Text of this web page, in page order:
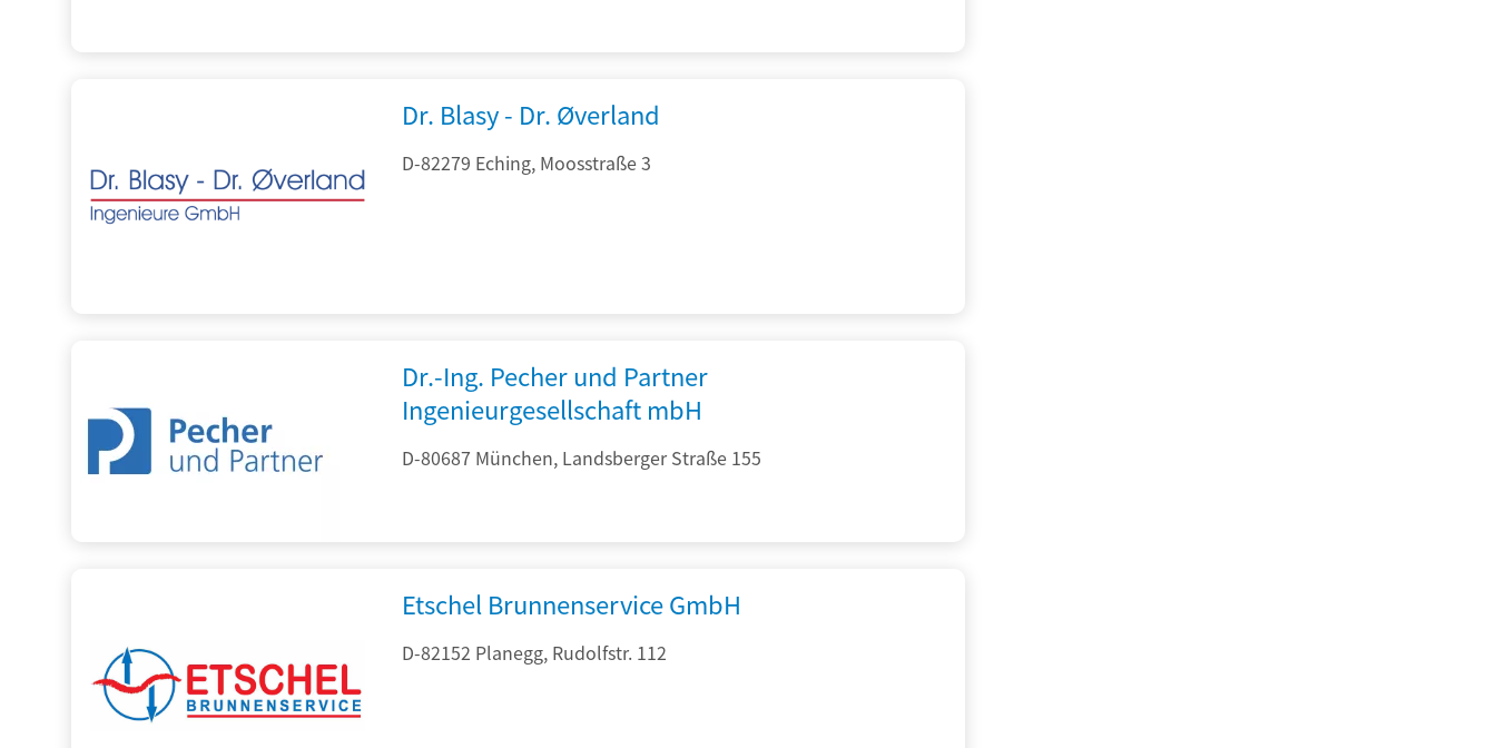
Dr. Blasy - Dr. Øverland
D-82279 Eching, Moosstraße 3
Dr.-Ing. Pecher und Partner
Ingenieurgesellschaft mbH
D-80687 München, Landsberger Straße 155
Etschel Brunnenservice GmbH
D-82152 Planegg, Rudolfstr. 112